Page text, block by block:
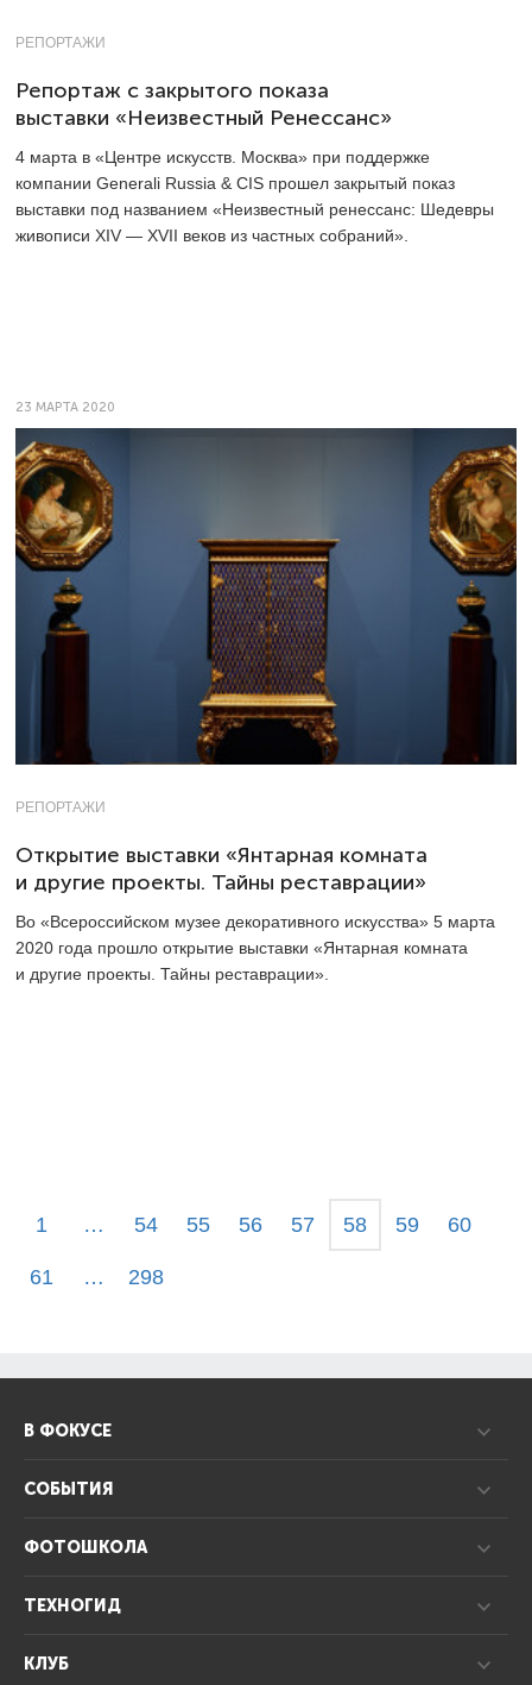
РЕПОРТАЖИ
Репортаж с закрытого показа
выставки «Неизвестный Ренессанс»
4 марта в «Центре искусств. Москва» при поддержке
компании Generali Russia & CIS прошел закрытый показ
выставки под названием «Неизвестный ренессанс: Шедевры
живописи XIV — XVII веков из частных собраний».
23 МАРТА 2020
РЕПОРТАЖИ
Открытие выставки «Янтарная комната
и другие проекты. Тайны реставрации»
Во «Всероссийском музее декоративного искусства» 5 марта
2020 года прошло открытие выставки «Янтарная комната
и другие проекты. Тайны реставрации».
1 … 54 55 56 57 58 59 60
61 … 298
В ФОКУСЕ
СОБЫТИЯ
ФОТОШКОЛА
ТЕХНОГИД
КЛУБ